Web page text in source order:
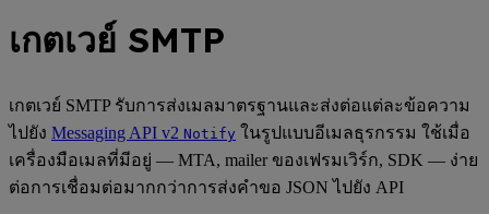
เกตเวย์ SMTP
เกตเวย์ SMTP รับการส่งเมลมาตรฐานและส่งต่อแต่ละข้อความ
ไปยัง Messaging API v2 Notify ในรูปแบบอีเมลธุรกรรม ใช้เมื่อ
เครื่องมือเมลที่มีอยู่ — MTA, mailer ของเฟรมเวิร์ก, SDK — ง่าย
ต่อการเชื่อมต่อมากกว่าการส่งคำขอ JSON ไปยัง API